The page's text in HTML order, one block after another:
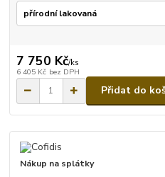
7 750 Kč/ks
6 405 Kč bez DPH
Přidat do
Nákup na splátky